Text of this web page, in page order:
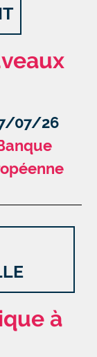
07/26
à